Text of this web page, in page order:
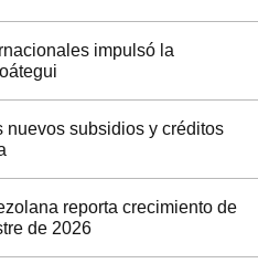
impulsó la
nuevos subsidios y créditos
reporta crecimiento de
de 2026